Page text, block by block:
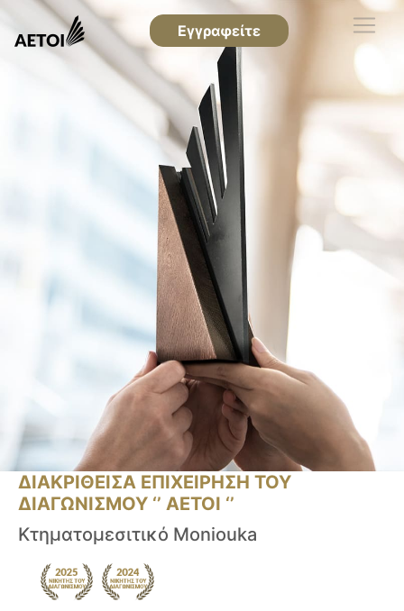
Εγγραφείτε
ΔΙΑΚΡΙΘΕΙΣΑ ΕΠΙΧΕΙΡΗΣΗ ΤΟΥ
ΔΙΑΓΩΝΙΣΜΟΥ ‘’ ΑΕΤΟΙ ‘’
Κτηματομεσιτικό Moniouka